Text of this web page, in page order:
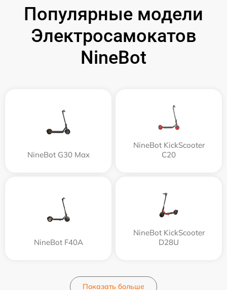
Популярные модели
Электросамокатов
NineBot
NineBot G30 Max
NineBot KickScooter
C20
NineBot F40A
NineBot KickScooter
D28U
Показать больше